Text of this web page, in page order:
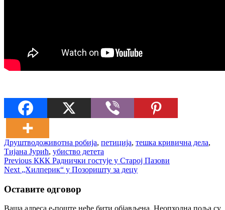
Друштводоживотна робија, петиција, тешка кривична дела,
Тијана Јурић, убиство детета
Кретање
чланка
Previous Previous
post:
ККК Раднички гостује у Старој Пазови
Next
Next
„Хилперик“ у Позоришту за децу
Оставите одговор